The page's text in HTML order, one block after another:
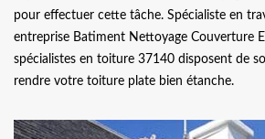
pour effectuer cette tâche. Spécialiste en
entreprise Batiment Nettoyage Couverture
spécialistes en toiture 37140 disposent de
rendre votre toiture plate bien étanche.